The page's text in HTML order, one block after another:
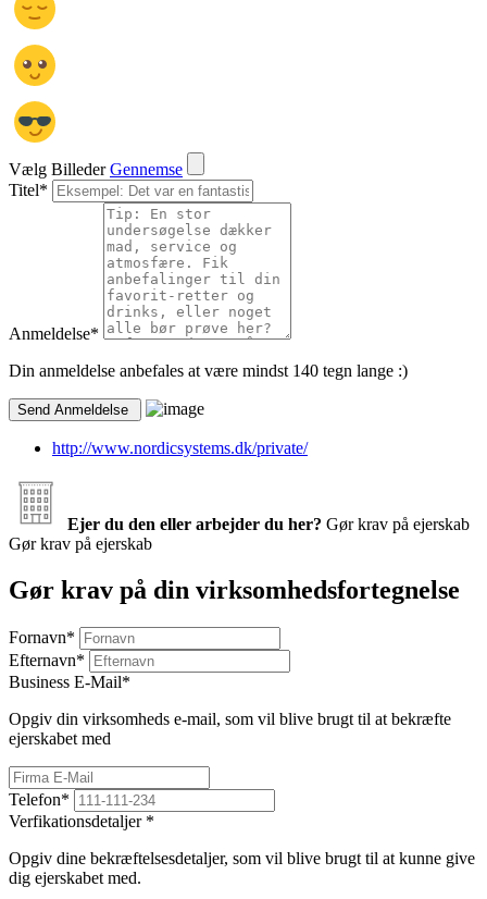
Vælg Billeder Gennemse
Titel*
Anmeldelse*
Din anmeldelse anbefales at være mindst 140 tegn lange :)
http://www.nordicsystems.dk/private/
Ejer du den eller arbejder du her? Gør krav på ejerskab
Gør krav på ejerskab
Gør krav på din virksomhedsfortegnelse
Fornavn*
Efternavn*
Business E-Mail*
Opgiv din virksomheds e-mail, som vil blive brugt til at bekræfte
ejerskabet med
Telefon*
Verfikationsdetaljer *
Opgiv dine bekræftelsesdetaljer, som vil blive brugt til at kunne give
dig ejerskabet med.